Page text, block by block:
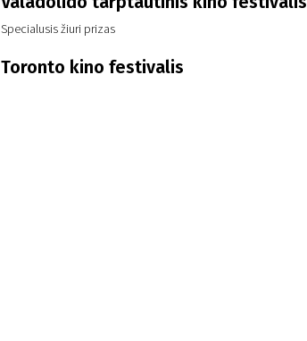
Specialusis žiuri prizas
Toronto kino festivalis